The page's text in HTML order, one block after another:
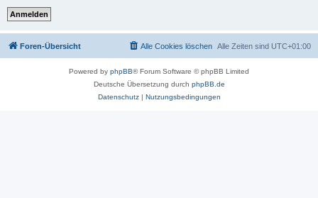
Foren-Übersicht Alle Zeiten sind UTC+01:00
Alle Cookies löschen
Powered by phpBB® Forum Software © phpBB Limited
Deutsche Übersetzung durch phpBB.de
Datenschutz| Nutzungsbedingungen